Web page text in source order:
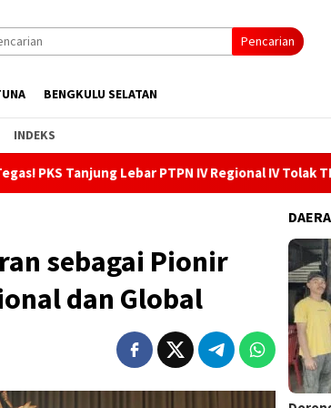
Pencarian
BENGKULU SELATAN
INDEKS
Lebar PTPN IV Regional IV Tolak TBS Ilegal,
sebagai Pionir
dan Global